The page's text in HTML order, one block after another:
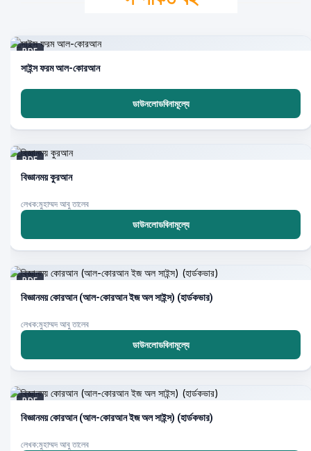
PDF
সাইন্স ফরম আল-কোরআন
ডাউনলোডবিনামূল্যে
PDF
বিজ্ঞানময় কুরআন
লেখক:মুহাম্মদ আবু তালেব
ডাউনলোডবিনামূল্যে
PDF
বিজ্ঞানময় কোরআন (আল-কোরআন ইজ অল সাইন্স) (হার্ডকভার)
লেখক:মুহাম্মদ আবু তালেব
ডাউনলোডবিনামূল্যে
PDF
বিজ্ঞানময় কোরআন (আল-কোরআন ইজ অল সাইন্স) (হার্ডকভার)
লেখক:মুহাম্মদ আবু তালেব